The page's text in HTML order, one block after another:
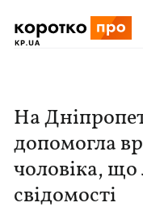
На
допомогла
чоловіка,
свідомості